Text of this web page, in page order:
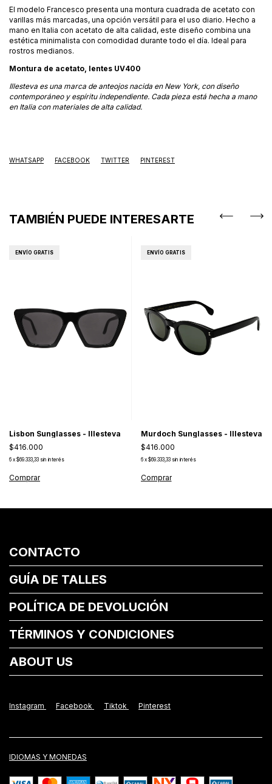
El modelo Francesco presenta una montura cuadrada de acetato con
varillas más marcadas, una opción versátil para el uso diario. Hecho a
mano en Italia con acetato de alta calidad, este diseño combina una
estética minimalista con comodidad durante todo el día. Ideal para
rostros medianos.
Montura de acetato, lentes UV400
Illesteva es una marca de anteojos nacida en New York, con diseño
contemporáneo y espíritu independiente. Cada pieza está hecha a mano
en Italia con materiales de alta calidad.
WHATSAPP FACEBOOK TWITTER PINTEREST
TAMBIÉN PUEDE INTERESARTE
ENVÍO GRATIS
Lisbon Sunglasses - Illesteva
$416.000
6 x $69.333,33 sin interés
ENVÍO GRATIS
Murdoch Sunglasses - Illesteva
$416.000
6 x $69.333,33 sin interés
CONTACTO
GUÍA DE TALLES
POLÍTICA DE DEVOLUCIÓN
TÉRMINOS Y CONDICIONES
ABOUT US
Instagram Facebook Tiktok Pinterest
IDIOMAS Y MONEDAS